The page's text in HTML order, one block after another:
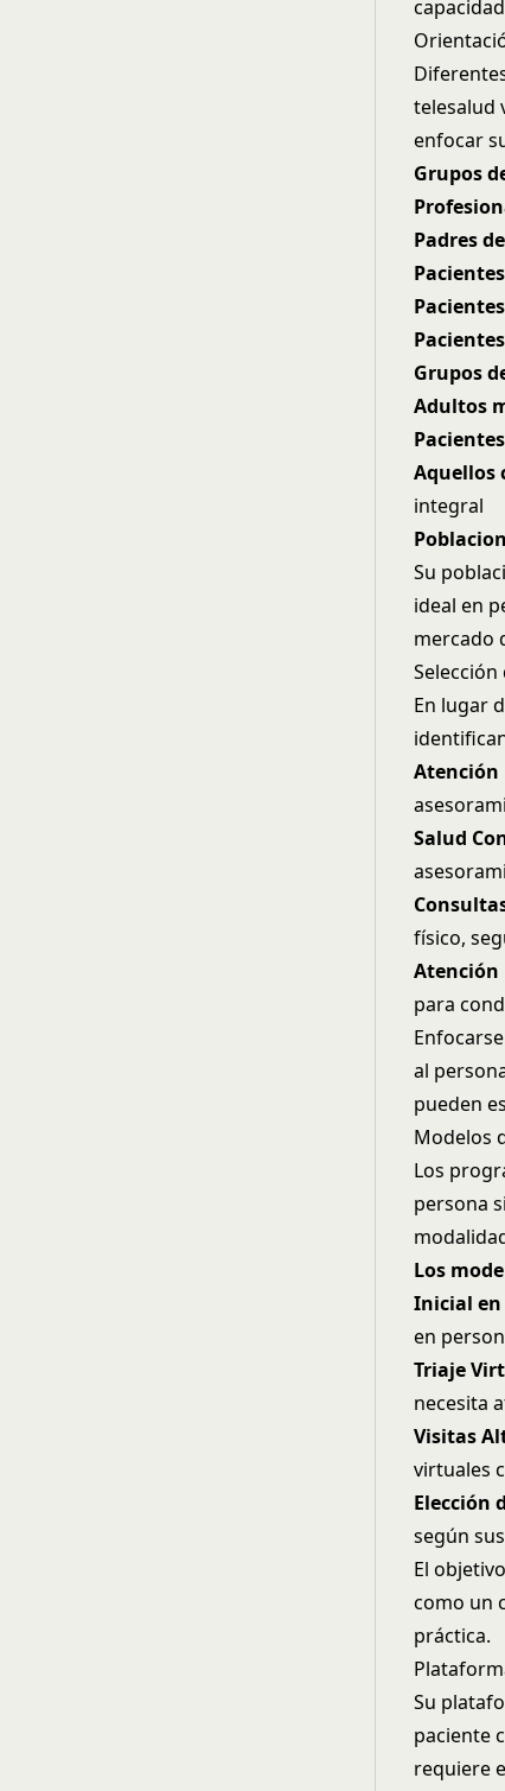
telesalud
enfocar
Grupos
Padres
Grupos
Adultos
Aquellos
integral
Su
ideal en
mercado
Selección
En lugar
Atención
Salud
físico,
Atención
para
al
pueden
Modelos
Los
persona
Los
Inicial
en
Triaje
necesita
Visitas
virtuales
Elección
según
El
como un
práctica.
Su
paciente
requiere